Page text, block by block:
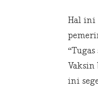
Hal ini
Vaksin
ini